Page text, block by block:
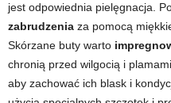
jest odpowiednia pielęgnacja.
zabrudzenia za pomocą
Skórzane buty warto
chronią przed wilgocią i
aby zachować ich blask i